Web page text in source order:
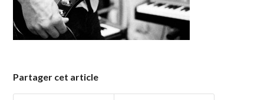
Partager cet article